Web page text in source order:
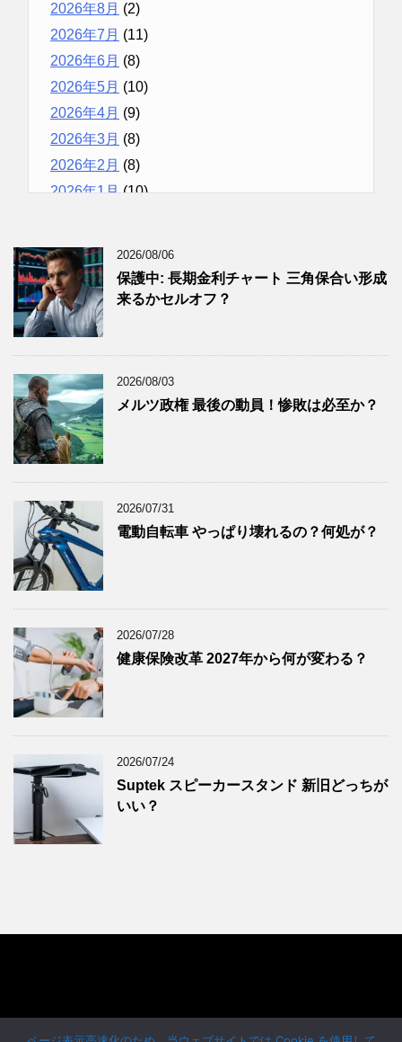
2026年8月 (2)
2026年7月 (11)
2026年6月 (8)
2026年5月 (10)
2026年4月 (9)
2026年3月 (8)
2026年2月 (8)
2026年1月(10)
2025年10月(10)
2025年9月(9)
2025年8月
2025年6月(9)
2025年5月
(8)
2025年4月
2025年3月
2025年1月(8)
2024年12月(8)
2024年11月
2024年10月
2024年9月(9)
2024年8月(9)
2024年7月(9)
2024年6月
2024年5月
2024年4月(8)
2024年3月(8)
2024年2月(8)
2024年1月 (7)
2023年12月
2026/08/06
保護中: 長期金利チャート 三角保合い形成
来るかセルオフ？
2026/08/03
メルツ政権 最後の動員！惨敗は必至か？
2026/07/31
電動自転車 やっぱり壊れるの？何処が？
2026/07/28
健康保険改革 2027年から何が変わる？
2026/07/24
Suptek スピーカースタンド 新旧どっちが
いい？